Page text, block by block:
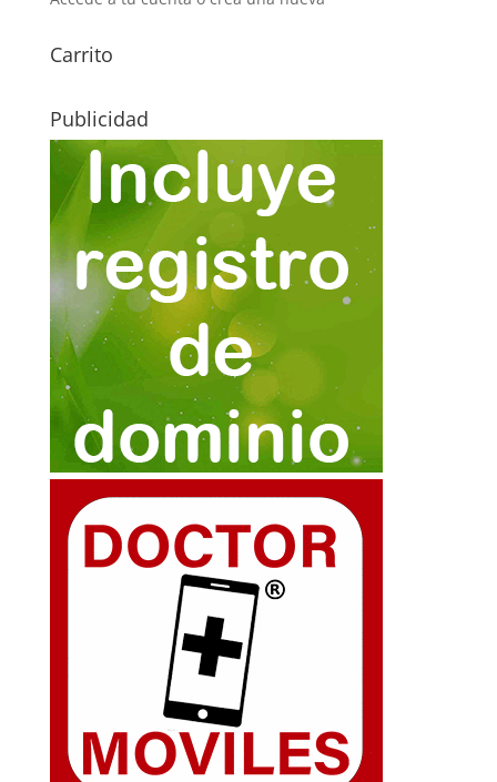
Carrito
Publicidad